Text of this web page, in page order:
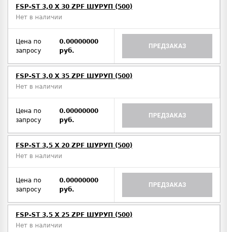
FSP-ST 3,0 X 30 ZPF ШУРУП (500)
Нет в наличии
Цена по
запросу
0.00000000
руб.
ПРЕДЗАКАЗ
FSP-ST 3,0 X 35 ZPF ШУРУП (500)
Нет в наличии
Цена по
запросу
0.00000000
руб.
ПРЕДЗАКАЗ
FSP-ST 3,5 X 20 ZPF ШУРУП (500)
Нет в наличии
Цена по
запросу
0.00000000
руб.
ПРЕДЗАКАЗ
FSP-ST 3,5 X 25 ZPF ШУРУП (500)
Нет в наличии